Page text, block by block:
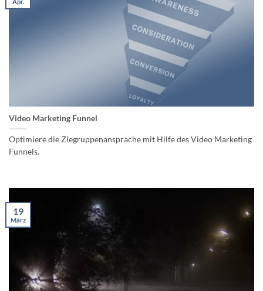
Video Marketing Funnel
Optimiere die Ziegruppenansprache mit Hilfe des Video Marketing
Funnels.
19
März